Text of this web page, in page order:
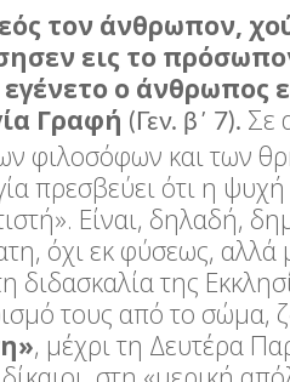
τον άνθρωπον,
εις το
ο άνθρωπος
Γραφή (Γεν. β΄ 7). Σε
φιλοσόφων και των
πρεσβεύει ότι η ψυχή
Είναι, δηλαδή,
όχι εκ φύσεως, αλλά
της
τους από το σώμα,
, μέχρι τη Δευτέρα